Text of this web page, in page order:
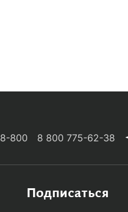
800 8 800 775-62-38
Подписаться